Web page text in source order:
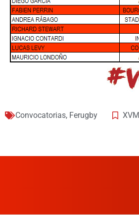
Convocatorias, Ferugby XVM